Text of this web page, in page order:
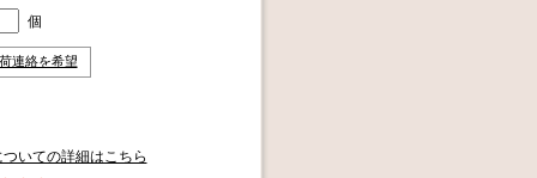
個
連絡を希望
いての詳細はこちら